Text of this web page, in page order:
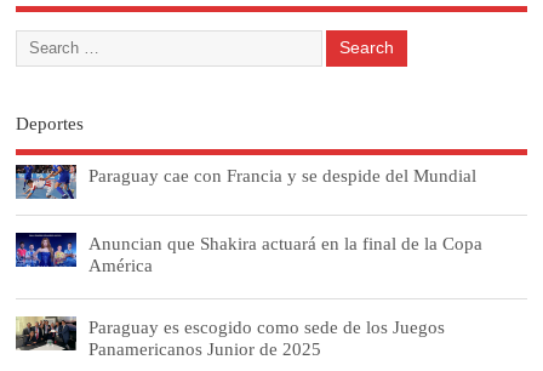
Deportes
Paraguay cae con Francia y se despide del Mundial
Anuncian que Shakira actuará en la final de la Copa
América
Paraguay es escogido como sede de los Juegos
Panamericanos Junior de 2025